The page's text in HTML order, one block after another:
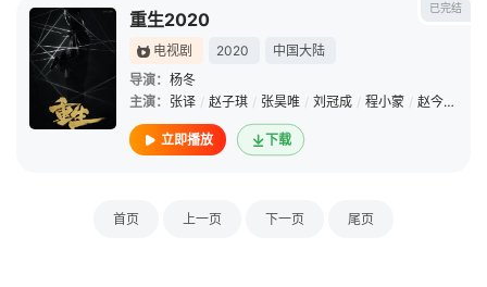
已完结
重生2020
电视剧 2020
中国大陆
导演： 杨冬
主演： 张译 / 赵子琪 / 张昊唯 / 刘冠成 / 程小蒙 / 赵今麦
立即播放 下载
首页 上一页 下一页 尾页